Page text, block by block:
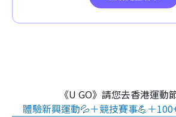
《U GO》請您去香港運動
體驗新興運動💦＋競技賽事💪＋